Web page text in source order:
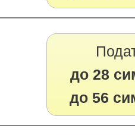
до 28
до 56